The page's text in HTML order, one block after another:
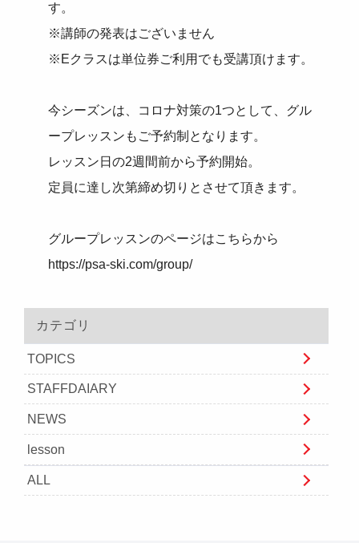
す。
※講師の発表はございません
※Eクラスは単位券ご利用でも受講頂けます。
今シーズンは、コロナ対策の1つとして、グル
ープレッスンもご予約制となります。
レッスン日の2週間前から予約開始。
定員に達し次第締め切りとさせて頂きます。
グループレッスンのページはこちらから
https://psa-ski.com/group/
カテゴリ
TOPICS
STAFFDAIARY
NEWS
lesson
ALL